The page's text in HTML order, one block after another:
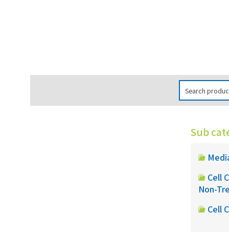
Sub
Cell
Non-
Cell